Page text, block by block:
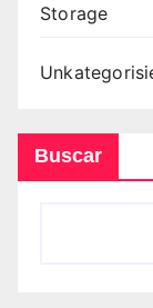
Storage
Buscar